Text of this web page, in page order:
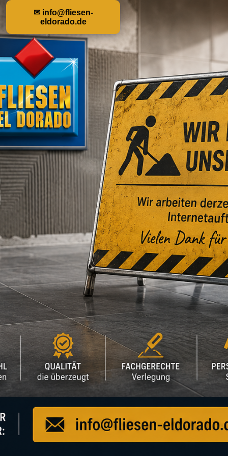
✉ info@fliesen-
eldorado.de